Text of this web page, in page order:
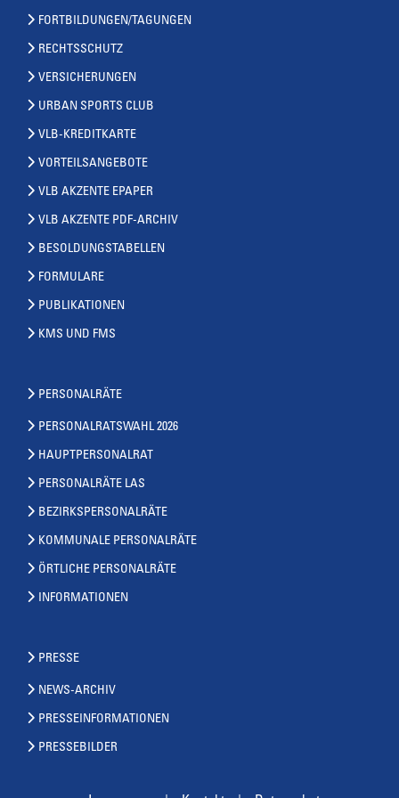
FORTBILDUNGEN/TAGUNGEN
RECHTSSCHUTZ
VERSICHERUNGEN
URBAN SPORTS CLUB
VLB-KREDITKARTE
VORTEILSANGEBOTE
VLB AKZENTE EPAPER
VLB AKZENTE PDF-ARCHIV
BESOLDUNGSTABELLEN
FORMULARE
PUBLIKATIONEN
KMS UND FMS
PERSONALRÄTE
PERSONALRATSWAHL 2026
HAUPTPERSONALRAT
PERSONALRÄTE LAS
BEZIRKSPERSONALRÄTE
KOMMUNALE PERSONALRÄTE
ÖRTLICHE PERSONALRÄTE
INFORMATIONEN
PRESSE
NEWS-ARCHIV
PRESSEINFORMATIONEN
PRESSEBILDER